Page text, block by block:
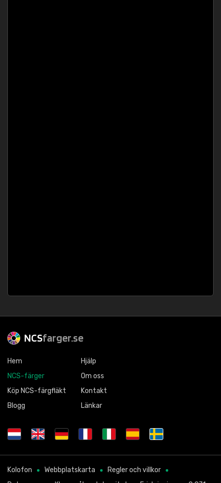
NCSfarger.se
Hem
NCS-färger
Köp NCS-färgfläkt
Blogg
Hjälp
Om oss
Kontakt
Länkar
Kolofon Webbplatskarta
Regler och villkor